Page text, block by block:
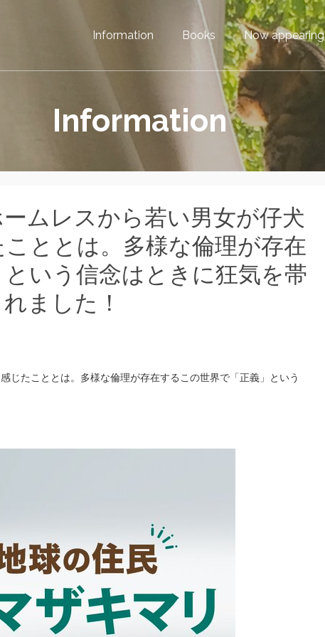
Information Books Now appearing
Information
ームレスから若い男女が仔犬
ととは。多様な倫理が存在
いう信念はときに狂気を帯
ました！
じたこととは。多様な倫理が存在するこの世界で「正義」という